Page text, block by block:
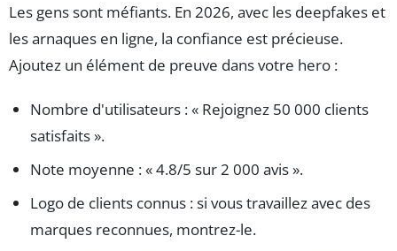
Les gens sont méfiants. En 2026, avec les deepfakes et
les arnaques en ligne, la confiance est précieuse.
Ajoutez un élément de preuve dans votre hero :
Nombre d'utilisateurs : « Rejoignez 50 000 clients
satisfaits ».
Note moyenne : « 4.8/5 sur 2 000 avis ».
Logo de clients connus : si vous travaillez avec des
marques reconnues, montrez-le.